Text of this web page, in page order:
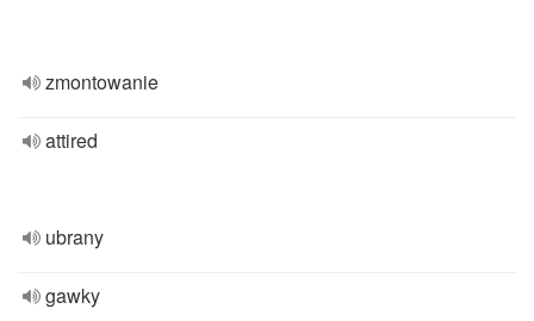
zmontowanie
attired
ubrany
gawky